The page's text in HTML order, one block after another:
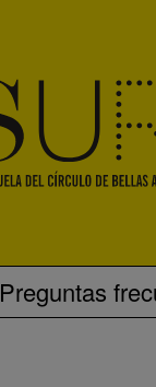
Preguntas